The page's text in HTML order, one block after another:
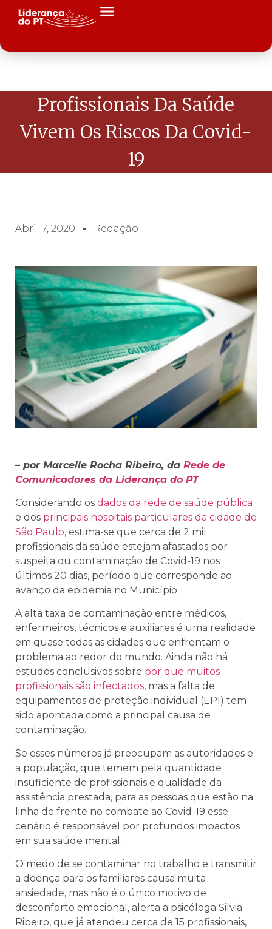
Profissionais Da Saúde
Vivem Os Riscos Da Covid-
19
Abril 7, 2020 Redação
– por Marcelle Rocha Ribeiro, da Rede de
Comunicadores da Liderança do PT
Considerando os dados da rede de saúde pública
e dos principais hospitais particulares da cidade de
São Paulo, estima-se que cerca de 2 mil
profissionais da saúde estejam afastados por
suspeita ou contaminação de Covid-19 nos
últimos 20 dias, período que corresponde ao
avanço da epidemia no Município.
A alta taxa de contaminação entre médicos,
enfermeiros, técnicos e auxiliares é uma realidade
em quase todas as cidades que enfrentam o
problema ao redor do mundo. Ainda não há
estudos conclusivos sobre por que muitos
profissionais são infectados, mas a falta de
equipamentos de proteção individual (EPI) tem
sido apontada como a principal causa de
contaminação.
Se esses números já preocupam as autoridades e
a população, que temem pela quantidade
insuficiente de profissionais e qualidade da
assistência prestada, para as pessoas que estão na
linha de frente no combate ao Covid-19 esse
cenário é responsável por profundos impactos
em sua saúde mental.
O medo de se contaminar no trabalho e transmitir
a doença para os familiares causa muita
ansiedade, mas não é o único motivo de
desconforto emocional, alerta a psicóloga Silvia
Ribeiro, que já atendeu cerca de 15 profissionais,